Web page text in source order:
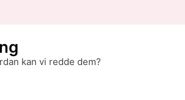
kan vi redde dem?